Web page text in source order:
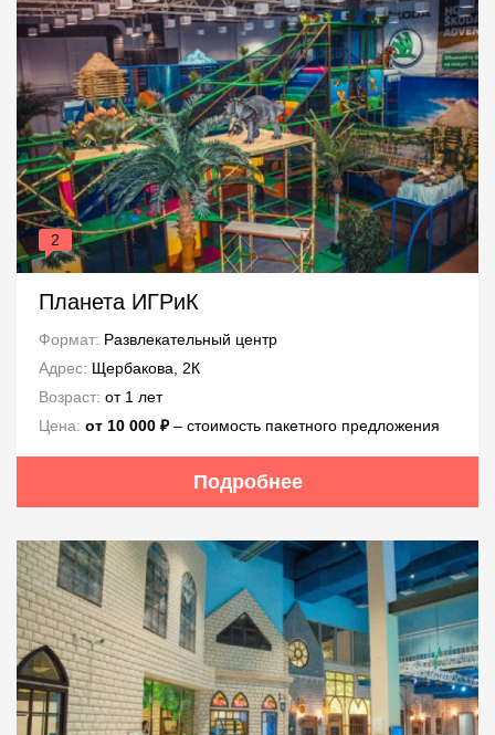
2
Планета ИГРиК
Формат: Развлекательный центр
Адрес: Щербакова, 2К
Возраст: от 1 лет
Цена: от 10 000 ₽‒ стоимость пакетного предложения
Подробнее